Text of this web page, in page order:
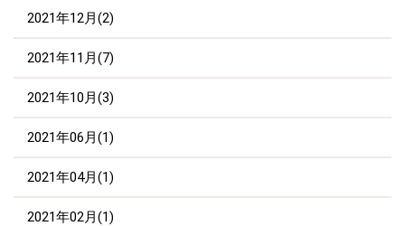
2021年12月(2)
2021年11月(7)
2021年10月(3)
2021年06月(1)
2021年04月(1)
2021年02月(1)